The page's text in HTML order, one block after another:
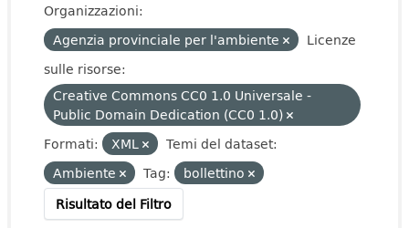
Organizzazioni:
Agenzia provinciale per l'ambiente
Licenze
sulle risorse:
Creative Commons CC0 1.0 Universale -
Public Domain Dedication (CC0 1.0)
Formati:
XML
Temi del dataset:
Ambiente
Tag:
bollettino
Risultato del Filtro